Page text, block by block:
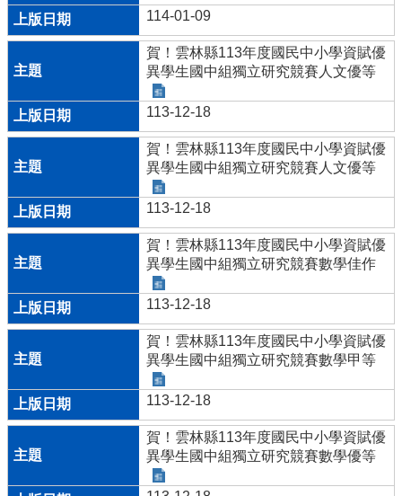
114-01-09
賀！雲林縣113年度國民中小學資賦優
異學生國中組獨立研究競賽人文優等
113-12-18
賀！雲林縣113年度國民中小學資賦優
異學生國中組獨立研究競賽人文優等
113-12-18
賀！雲林縣113年度國民中小學資賦優
異學生國中組獨立研究競賽數學佳作
113-12-18
賀！雲林縣113年度國民中小學資賦優
異學生國中組獨立研究競賽數學甲等
113-12-18
賀！雲林縣113年度國民中小學資賦優
異學生國中組獨立研究競賽數學優等